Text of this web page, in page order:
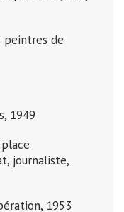
peintres de
1949
journaliste,
1953